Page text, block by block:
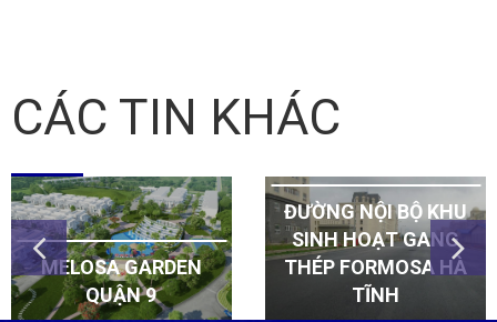
CÁC TIN KHÁC
MELOSA GARDEN
QUẬN 9
ĐƯỜNG NỘI BỘ KHU
SINH HOẠT GANG
THÉP FORMOSA HÀ
TĨNH